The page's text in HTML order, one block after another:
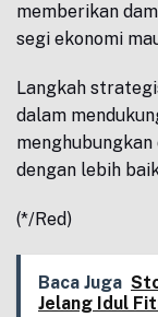
memberikan
segi ekonomi
Langkah
dalam
dengan lebih
(*/Red)
Baca Juga
Jelang Idul